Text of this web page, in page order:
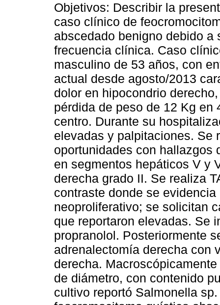
Objetivos: Describir la
caso clínico de
abscedado benigno debido a
frecuencia clínica. Caso
masculino de 53 años, con
actual desde agosto/2013
dolor en hipocondrio
pérdida de peso de 12 Kg en
centro. Durante su
elevadas y palpitaciones. Se
oportunidades con hallazgos
en segmentos hepáticos V y
derecha grado II. Se realiza
contraste donde se
neoproliferativo; se solicitan
que reportaron elevadas. Se
propranolol. Posteriormente
adrenalectomía derecha con
derecha.
de diámetro, con contenido
cultivo reportó Salmonella